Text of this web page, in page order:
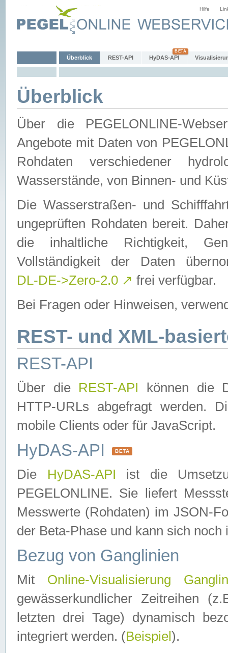
Hilfe
Überblick REST-API HyDAS-API
Überblick
Über die PEGELONLINE-
Angebote mit Daten von
Rohdaten verschiedener
Wasserstände, von Binnen- und
Die Wasserstraßen- und
ungeprüften Rohdaten bereit.
die inhaltliche Richtigkeit,
Vollständigkeit der Daten
DL-DE->Zero-2.0 ↗ frei verfügbar.
Bei Fragen oder Hinweisen,
REST- und XML-
REST-API
Über die REST-API können die
HTTP-URLs abgefragt werden.
mobile Clients oder für JavaScript.
HyDAS-API BETA
Die HyDAS-API ist die
PEGELONLINE. Sie liefert
Messwerte (Rohdaten) im JSON-
der Beta-Phase und kann sich noch
Bezug von Ganglinien
Mit Online-Visualisierung
gewässerkundlicher Zeitreihen
letzten drei Tage) dynamisch
integriert werden. (Beispiel ).